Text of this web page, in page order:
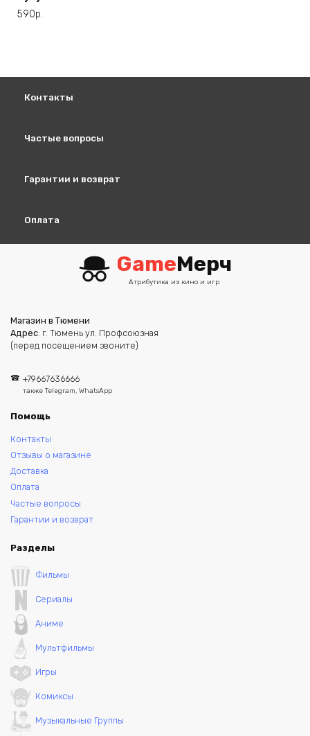
590р.
Контакты
Частые вопросы
Гарантии и возврат
Оплата
GameМерч
Атрибутика из кино и игр
Магазин в Тюмени
Адрес: г. Тюмень ул. Профсоюзная
(перед посещением звоните)
+79667636666
также Telegram, WhatsApp
Помощь
Контакты
Отзывы о магазине
Доставка
Оплата
Частые вопросы
Гарантии и возврат
Разделы
Фильмы
Сериалы
Аниме
Мультфильмы
Игры
Комиксы
Музыкальные Группы